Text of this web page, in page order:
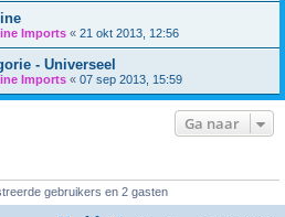
Imports « 21 okt 2013, 12:56
- Universeel
Imports « 07 sep 2013, 15:59
Ga naar
gebruikers en 2 gasten